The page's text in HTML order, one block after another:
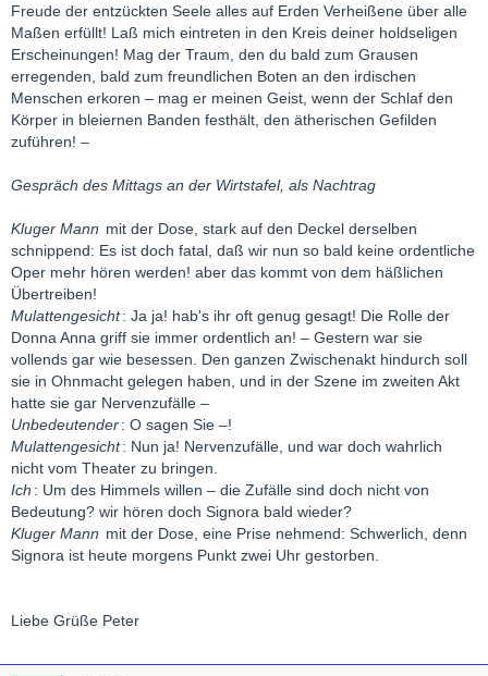
Freude der entzückten Seele alles auf Erden Verheißene über alle
Maßen erfüllt! Laß mich eintreten in den Kreis deiner holdseligen
Erscheinungen! Mag der Traum, den du bald zum Grausen
erregenden, bald zum freundlichen Boten an den irdischen
Menschen erkoren – mag er meinen Geist, wenn der Schlaf den
Körper in bleiernen Banden festhält, den ätherischen Gefilden
zuführen! –
Gespräch des Mittags an der Wirtstafel, als Nachtrag
Kluger Mann mit der Dose, stark auf den Deckel derselben
schnippend: Es ist doch fatal, daß wir nun so bald keine ordentliche
Oper mehr hören werden! aber das kommt von dem häßlichen
Übertreiben!
Mulattengesicht: Ja ja! hab's ihr oft genug gesagt! Die Rolle der
Donna Anna griff sie immer ordentlich an! – Gestern war sie
vollends gar wie besessen. Den ganzen Zwischenakt hindurch soll
sie in Ohnmacht gelegen haben, und in der Szene im zweiten Akt
hatte sie gar Nervenzufälle –
Unbedeutender: O sagen Sie –!
Mulattengesicht: Nun ja! Nervenzufälle, und war doch wahrlich
nicht vom Theater zu bringen.
Ich : Um des Himmels willen – die Zufälle sind doch nicht von
Bedeutung? wir hören doch Signora bald wieder?
Kluger Mann mit der Dose, eine Prise nehmend: Schwerlich, denn
Signora ist heute morgens Punkt zwei Uhr gestorben.
Liebe Grüße Peter